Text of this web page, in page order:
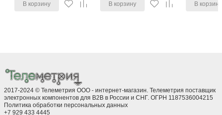
В корзину В корзину В корзину
2017-2024 © Телеметрия ООО - интернет-магазин. Телеметрия поставщик
электронных компонентов для B2B в России и СНГ. ОГРН 1187536004215
Политика обработки персональных данных
+7 929 433 4445